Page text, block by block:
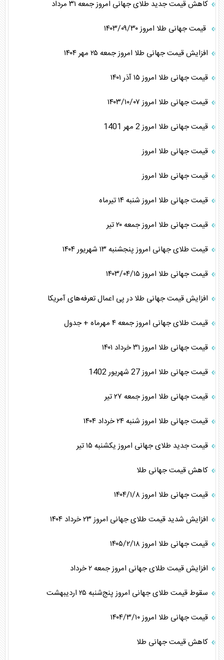
کاهش قیمت جدید طلای جهانی امروز جمعه ۳۱ مرداد
قیمت جهانی طلا امروز ۱۴۰۳/۰۹/۳۰
افزایش قیمت جهانی طلا امروز جمعه ۲۵ مهر ۱۴۰۴
قیمت جهانی طلا امروز ۱۵ آذر ۱۴۰۱
قیمت جهانی طلا امروز ۱۴۰۳/۱۰/۰۷
قیمت جهانی طلا امروز 2 مهر 1401
قیمت جهانی طلا امروز
قیمت جهانی طلا امروز
قیمت جهانی طلا امروز شنبه ۱۴ تیرماه
قیمت جهانی طلا امروز جمعه ۲۰ تیر
قیمت طلای جهانی امروز پنجشنبه ۱۳ شهریور ۱۴۰۴
قیمت جهانی طلا امروز ۱۴۰۳/۰۴/۱۵
افزایش قیمت جهانی طلا در پی اعمال تعرفه‌های آمریکا
قیمت طلای جهانی امروز جمعه ۴ مهرماه + جدول
قیمت جهانی طلا امروز ۳۱ خرداد ۱۴۰۱
قیمت جهانی طلا امروز 27 شهریور 1402
قیمت جهانی طلا امروز جمعه ۲۷ تیر
قیمت جهانی طلا امروز شنبه ۲۴ خرداد ۱۴۰۴
قیمت جدید طلای جهانی امروز یکشنبه ۱۵ تیر
کاهش قیمت جهانی طلا
قیمت جهانی طلا امروز ۱۴۰۴/۱/۸
افزایش شدید قیمت طلای جهانی امروز ۲۳ خرداد ۱۴۰۴
قیمت جهانی طلا امروز ۱۴۰۵/۲/۱۸
افزایش قیمت طلای جهانی امروز جمعه ۲ خرداد
سقوط قیمت طلای جهانی امروز پنج‌شنبه ۲۵ اردیبهشت
قیمت جهانی طلا امروز ۱۴۰۴/۳/۱۰
کاهش قیمت جهانی طلا